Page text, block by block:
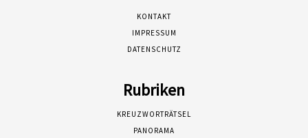
KONTAKT
IMPRESSUM
DATENSCHUTZ
Rubriken
KREUZWORTRÄTSEL
PANORAMA